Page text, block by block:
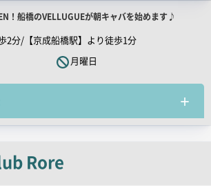
！船橋のVELLUGUEが朝キャバを始めます♪
2分/【京成船橋駅】より徒歩1分
月曜日
Rore